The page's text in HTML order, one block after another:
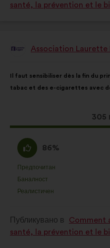
:
santé, la prévention et le
ПредложениеAssociation Laurette
на
предложението:
Il faut sensibiliser dès la fin du
tabac et des e-cigarettes avec
Това
305
разпределението
е:
Съгласен
съм
:
86%
в
:
Предпочитан
:пъти
Баналност
:пъти
Реалистичен
:пъти
Публикувано в
Comment
santé, la prévention et le